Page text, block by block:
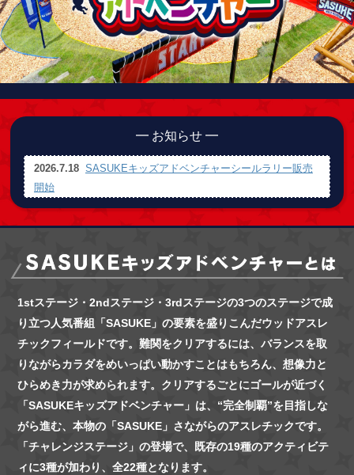
━ お知らせ ━
2026.7.18 SASUKEキッズアドベンチャーシールラリー販売
開始
1stステージ・2ndステージ・3rdステージの3つのステージで成
り立つ人気番組「SASUKE」の要素を盛りこんだウッドアスレ
チックフィールドです。 難関をクリアするには、バランスを取
りながらカラダをめいっぱい動かすことはもちろん、想像力と
ひらめき力が求められます。クリアするごとにゴールが近づく
「SASUKEキッズアドベンチャー」は、“完全制覇”を目指しな
がら進む、 本物の「SASUKE」さながらのアスレチックです。
「チャレンジステージ」の登場で、
既存の19種のアクティビテ
ィに3種が加わり、全22種となります。